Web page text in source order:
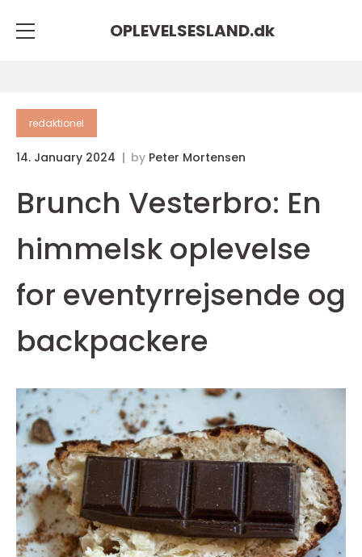
OPLEVELSESLAND.dk
redaktionel
14. January 2024 by Peter Mortensen
Brunch Vesterbro: En
himmelsk oplevelse
for eventyrrejsende og
backpackere